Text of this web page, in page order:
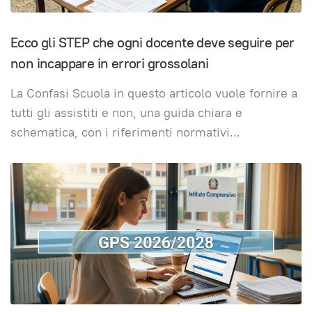
Ecco gli STEP che ogni docente deve seguire per
non incappare in errori grossolani
La Confasi Scuola in questo articolo vuole fornire a
tutti gli assistiti e non, una guida chiara e
schematica, con i riferimenti normativi...